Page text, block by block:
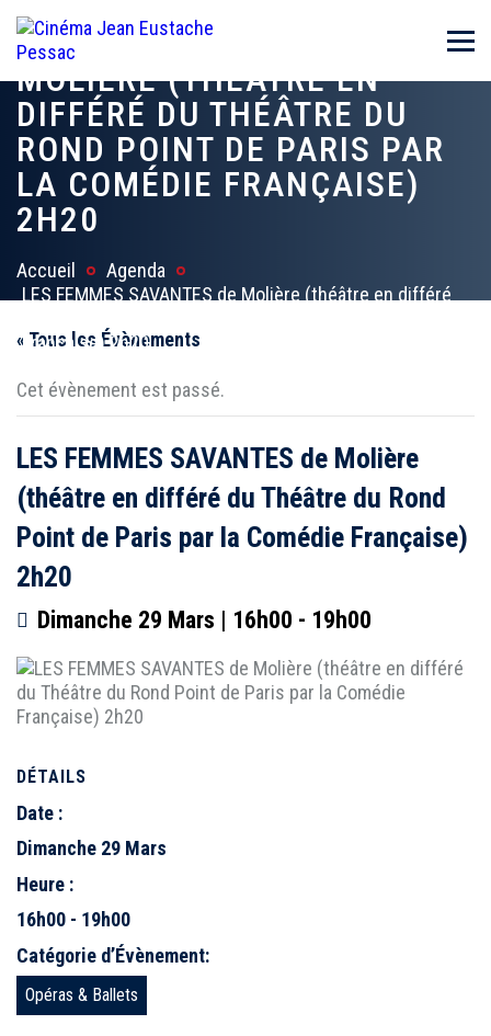
LES FEMMES SAVANTES DE
MOLIÈRE (THÉÂTRE EN
DIFFÉRÉ DU THÉÂTRE DU
ROND POINT DE PARIS PAR
LA COMÉDIE FRANÇAISE)
2H20
Accueil
Agenda
LES FEMMES SAVANTES de Molière (théâtre en différé
Française) 2h20
« Tous les Évènements
Cet évènement est passé.
LES FEMMES SAVANTES de Molière
(théâtre en différé du Théâtre du Rond
Point de Paris par la Comédie Française)
2h20
Dimanche 29 Mars | 16h00 - 19h00
DÉTAILS
Date :
Dimanche 29 Mars
Heure :
16h00 - 19h00
Catégorie d’Évènement:
Opéras & Ballets